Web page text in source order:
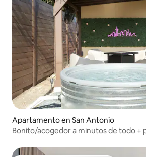
Apartamento en San Antonio
Bonito/acogedor a minutos de todo +